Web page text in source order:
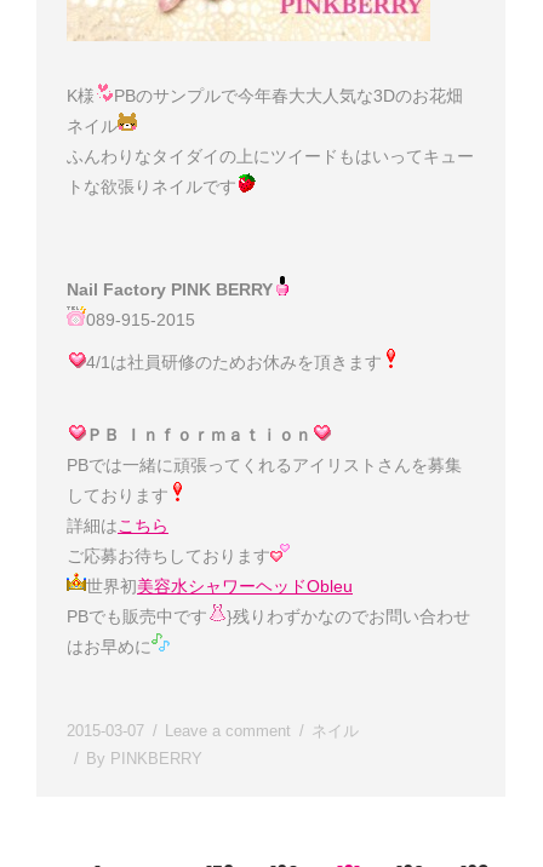
K様
PBのサンプルで今年春大大人気な3Dのお花畑
ネイル
ふんわりなタイダイの上にツイードもはいってキュー
トな欲張りネイルです
Nail Factory PINK BERRY
089-915-2015
4/1は社員研修のためお休みを頂きます
ＰＢ Ｉｎｆｏｒｍａｔｉｏｎ
PBでは一緒に頑張ってくれるアイリストさんを募集
しております
詳細はこちら
ご応募お待ちしております
世界初美容水シャワーヘッドObleu
PBでも販売中です
}残りわずかなのでお問い合わせ
はお早めに
2015-03-07 Leave a comment
ネイル
By PINKBERRY